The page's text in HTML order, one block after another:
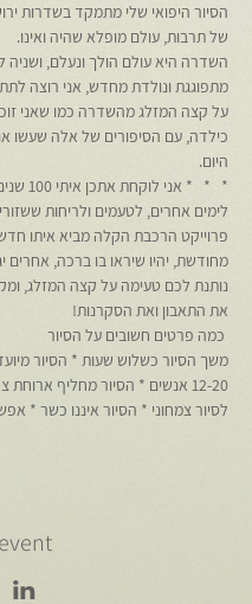
הסיור היפואי שלי מתמקד בשדרות
של תרבות, עולם מופלא שהיה ואינו.
השדרה היא עולם הולך ונעלם, ושניה
מתפוגגת ונולדת מחדש, אני רוצה
על קצה המזלג מהשדרה כמו שאני
כילדה, עם הסיפורים של אלה שעשו
היום.
*   *   *
לימים אחרים, לטעמים ולריחות
פרוייקט הרכבת הקלה מביא איתו
מחודשת, יהיו שיראו בו ברכה, אחרים
נותנת לכם טעימה על קצה המזלג,
את התאבון ואת הסקרנות!
כמה פרטים חשובים על הסיור
משך הסיור כשלוש שעות * הסיור
12-20 אנשים * הסיור מחליף
לסיור צמחוני * הסיור איננו כשר *